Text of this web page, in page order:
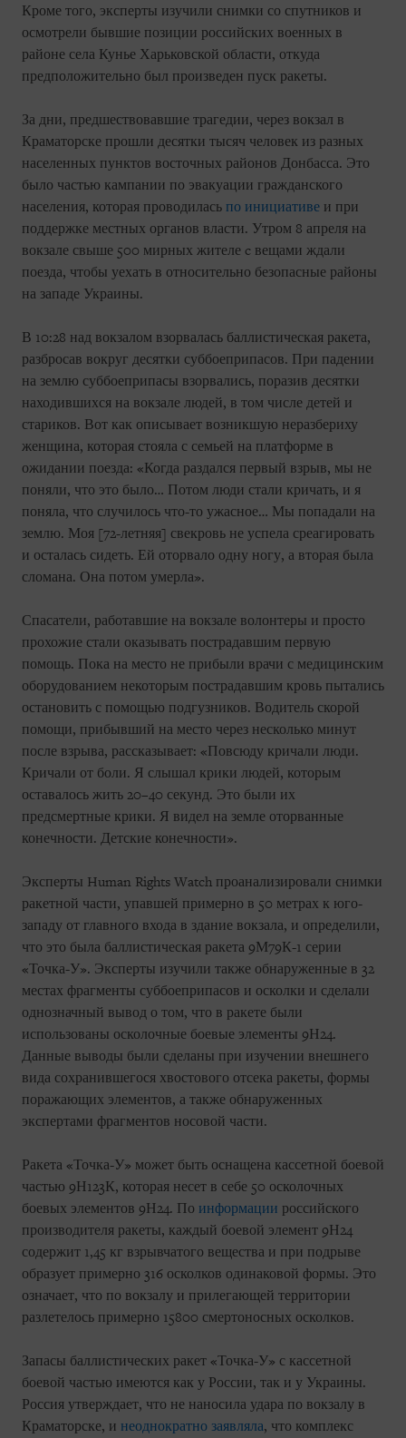
Кроме того, эксперты изучили снимки со спутников и
осмотрели бывшие позиции российских военных в
районе села Кунье Харьковской области, откуда
предположительно был произведен пуск ракеты.
За дни, предшествовавшие трагедии, через вокзал в
Краматорске прошли десятки тысяч человек из разных
населенных пунктов восточных районов Донбасса. Это
было частью кампании по эвакуации гражданского
населения, которая проводилась по инициативе и при
поддержке местных органов власти. Утром 8 апреля на
вокзале свыше 500 мирных жителе c вещами ждали
поезда, чтобы уехать в относительно безопасные районы
на западе Украины.
В 10:28 над вокзалом взорвалась баллистическая ракета,
разбросав вокруг десятки суббоеприпасов. При падении
на землю суббоеприпасы взорвались, поразив десятки
находившихся на вокзале людей, в том числе детей и
стариков. Вот как описывает возникшую неразбериху
женщина, которая стояла с семьей на платформе в
ожидании поезда: «Когда раздался первый взрыв, мы не
поняли, что это было… Потом люди стали кричать, и я
поняла, что случилось что-то ужасное… Мы попадали на
землю. Моя [72-летняя] свекровь не успела среагировать
и осталась сидеть. Ей оторвало одну ногу, а вторая была
сломана. Она потом умерла».
Спасатели, работавшие на вокзале волонтеры и просто
прохожие стали оказывать пострадавшим первую
помощь. Пока на место не прибыли врачи с медицинским
оборудованием некоторым пострадавшим кровь пытались
остановить с помощью подгузников. Водитель скорой
помощи, прибывший на место через несколько минут
после взрыва, рассказывает: «Повсюду кричали люди.
Кричали от боли. Я слышал крики людей, которым
оставалось жить 20–40 секунд. Это были их
предсмертные крики. Я видел на земле оторванные
конечности. Детские конечности».
Эксперты Human Rights Watch проанализировали снимки
ракетной части, упавшей примерно в 50 метрах к юго-
западу от главного входа в здание вокзала, и определили,
что это была баллистическая ракета 9М79К-1 серии
«Точка-У». Эксперты изучили также обнаруженные в 32
местах фрагменты суббоеприпасов и осколки и сделали
однозначный вывод о том, что в ракете были
использованы осколочные боевые элементы 9Н24.
Данные выводы были сделаны при изучении внешнего
вида сохранившегося хвостового отсека ракеты, формы
поражающих элементов, а также обнаруженных
экспертами фрагментов носовой части.
Ракета «Точка-У» может быть оснащена кассетной боевой
частью 9Н123К, которая несет в себе 50 осколочных
боевых элементов 9Н24. По информации российского
производителя ракеты, каждый боевой элемент 9Н24
содержит 1,45 кг взрывчатого вещества и при подрыве
образует примерно 316 осколков одинаковой формы. Это
означает, что по вокзалу и прилегающей территории
разлетелось примерно 15800 смертоносных осколков.
Запасы баллистических ракет «Точка-У» с кассетной
боевой частью имеются как у России, так и у Украины.
Россия утверждает, что не наносила удара по вокзалу в
Краматорске, и неоднократно заявляла, что комплекс